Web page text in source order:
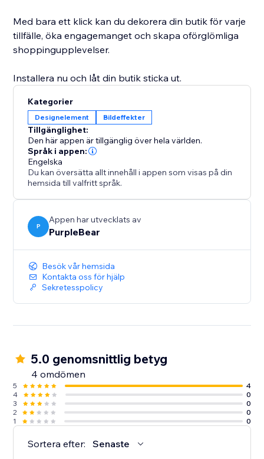
Med bara ett klick kan du dekorera din butik för varje
tillfälle, öka engagemanget och skapa oförglömliga
shoppingupplevelser.
Installera nu och låt din butik sticka ut.
Kategorier
Designelement Bildeffekter
Tillgänglighet:
Den här appen är tillgänglig över hela världen.
Språk i appen:
Engelska
Du kan översätta allt innehåll i appen som visas på din
hemsida till valfritt språk.
P
Appen har utvecklats av
PurpleBear
Besök vår hemsida
Kontakta oss för hjälp
Sekretesspolicy
5.0 genomsnittlig betyg
4 omdömen
5
4
4
0
3
0
2
0
1
0
Sortera efter: Senaste